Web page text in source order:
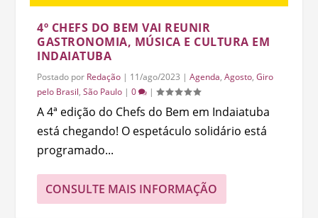
4º CHEFS DO BEM VAI REUNIR
GASTRONOMIA, MÚSICA E CULTURA EM
INDAIATUBA
Postado por Redação | 11/ago/2023 |Agenda,Agosto,Giro
pelo Brasil,São Paulo |0 |
A 4ª edição do Chefs do Bem em Indaiatuba
está chegando! O espetáculo solidário está
programado...
CONSULTE MAIS INFORMAÇÃO